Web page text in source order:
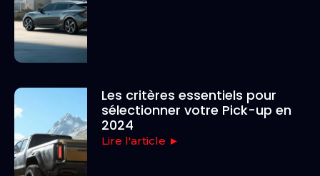
Les critères essentiels pour
sélectionner votre Pick-up en
2024
Lire l'article ►